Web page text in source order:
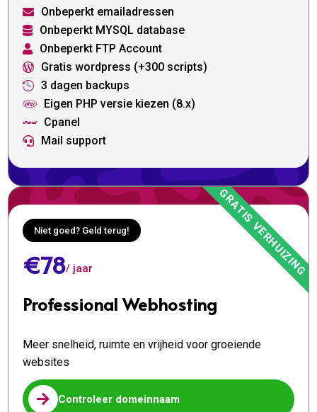
 Onbeperkt emailadressen
 Onbeperkt MYSQL database
 Onbeperkt FTP Account
 Gratis wordpress (+300 scripts)
 3 dagen backups
 Eigen PHP versie kiezen (8.x)
 Cpanel
 Mail support
Niet goed? Geld terug!
€78/ jaar
Professional Webhosting
Meer snelheid, ruimte en vrijheid voor groeiende
websites
 Controleer domeinnaam